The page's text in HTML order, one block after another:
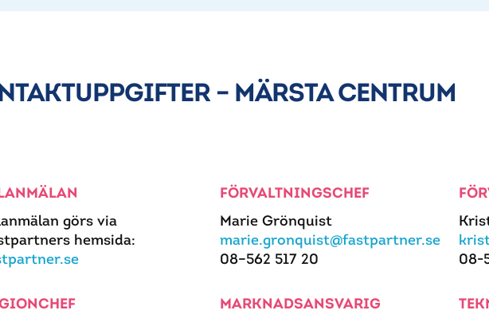
– MÄRSTA CENTRUM
görs via
hemsida:
FÖRVALTNINGSCHEF
Marie Grönquist
marie.gronquist@fastpartner.se
08–562 517 20
MARKNADSANSVARIG
08-